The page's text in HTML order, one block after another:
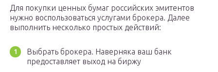
Для покупки ценных бумаг российских эмитентов
нужно воспользоваться услугами брокера. Далее
выполнить несколько простых действий:
Выбрать брокера. Наверняка ваш банк
предоставляет выход на биржу